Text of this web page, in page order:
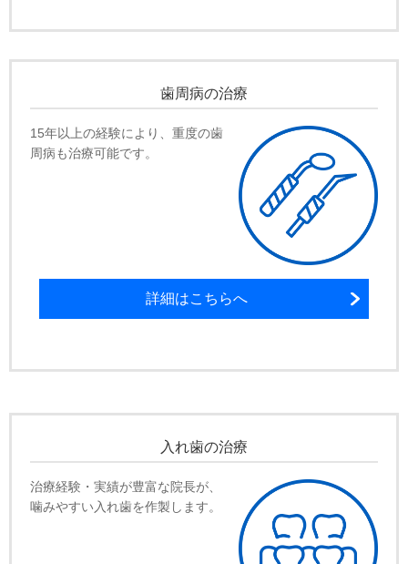
歯周病の治療
15年以上の経験により、重度の歯
周病も治療可能です。
詳細はこちらへ
入れ歯の治療
治療経験・実績が豊富な院長が、
噛みやすい入れ歯を作製します。